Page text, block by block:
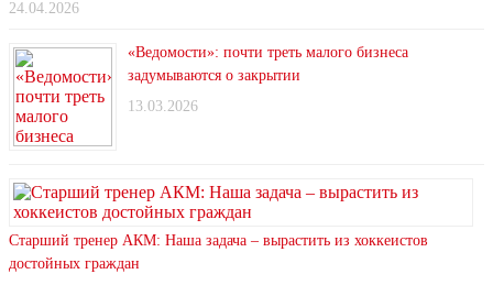
24.04.2026
«Ведомости»: почти треть малого бизнеса
задумываются о закрытии
13.03.2026
Старший тренер АКМ: Наша задача – вырастить из хоккеистов
достойных граждан